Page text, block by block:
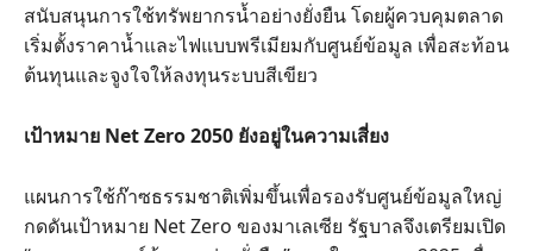
สนับสนุนการใช้ทรัพยากรน้ำอย่างยั่งยืน โดยผู้ควบคุมตลาด
เริ่มตั้งราคาน้ำและไฟแบบพรีเมียมกับศูนย์ข้อมูล เพื่อสะท้อน
ต้นทุนและจูงใจให้ลงทุนระบบสีเขียว
เป้าหมาย Net Zero 2050 ยังอยู่ในความเสี่ยง
แผนการใช้ก๊าซธรรมชาติเพิ่มขึ้นเพื่อรองรับศูนย์ข้อมูลใหญ่
กดดันเป้าหมาย Net Zero ของมาเลเซีย รัฐบาลจึงเตรียมเปิด